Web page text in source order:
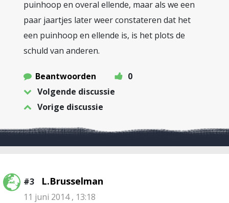
puinhoop en overal ellende, maar als we een
paar jaartjes later weer constateren dat het
een puinhoop en ellende is, is het plots de
schuld van anderen.
Beantwoorden
0
Volgende discussie
Vorige discussie
#3 L.Brusselman
11 juni 2014 , 13:18